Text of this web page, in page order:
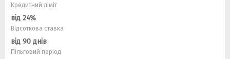
Кредитний ліміт
від 24%
Відсоткова ставка
від 90 днів
Пільговий період